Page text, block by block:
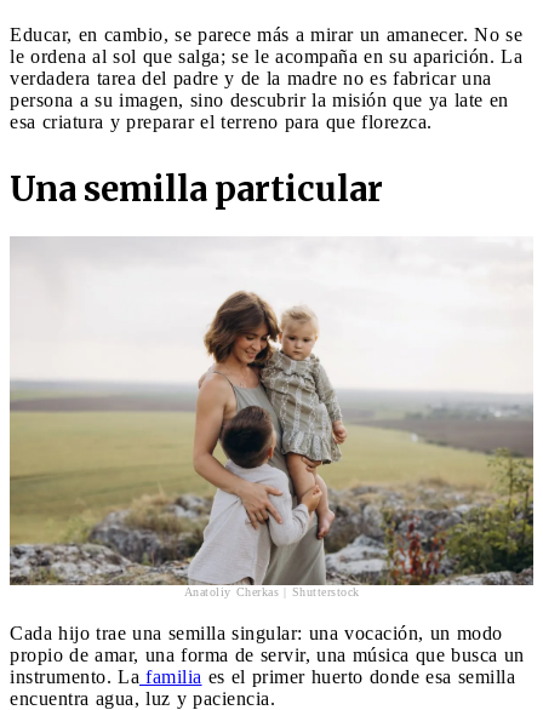
Educar, en cambio, se parece más a mirar un amanecer. No se
le ordena al sol que salga; se le acompaña en su aparición. La
verdadera tarea del padre y de la madre no es fabricar una
persona a su imagen, sino descubrir la misión que ya late en
esa criatura y preparar el terreno para que florezca.
Una semilla particular
Anatoliy Cherkas | Shutterstock
Cada hijo trae una semilla singular: una vocación, un modo
propio de amar, una forma de servir, una música que busca un
instrumento. La familia es el primer huerto donde esa semilla
encuentra agua, luz y paciencia.